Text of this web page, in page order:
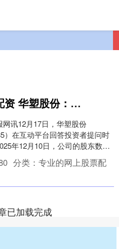
宝货配资 华塑股份：2025年12月10日公司股东数为49621户
网讯12月17日，华塑股份
）在互动平台回答投资者提问时
年12月10日，公司的股东数为
....分类： 专业的网上股票配
已加载完成